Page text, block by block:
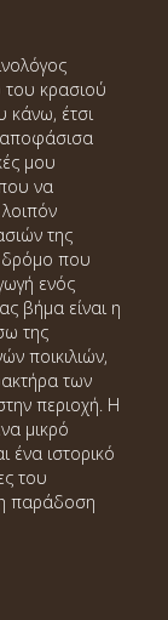
κρασιού
κάνω, έτσι
αποφάσισα
μου
να
της
δρόμο που
ενός
βήμα είναι η
της
ποικιλιών,
των
περιοχή. Η
μικρό
ένα ιστορικό
του
παράδοση